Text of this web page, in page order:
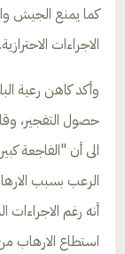
كما يمنع الجيش
الاجراءات الاحترازية.
وأكد كاهن رعية
حصول التفجير،
الى أن "الفاجعة
الرعب بسبب
أنه رغم الاجراءات
استطاع الارهاب